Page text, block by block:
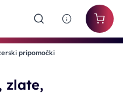
pripomočki
zlate,